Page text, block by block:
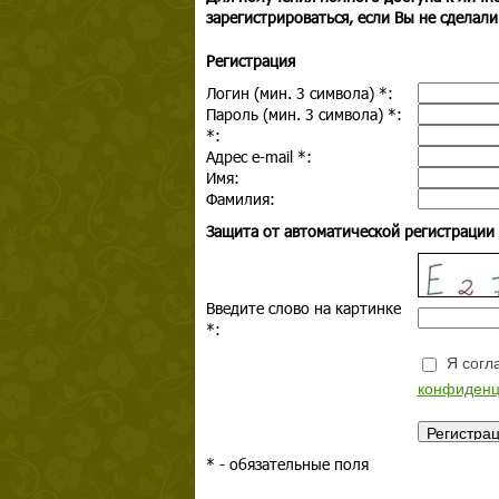
зарегистрироваться, если Вы не
Регистрация
Логин (мин. 3 символа) *:
Пароль (мин. 3 символа) *:
*:
Адрес e-mail *:
Имя:
Фамилия:
Защита от автоматической регистрации
Введите слово на картинке
*:
Я
* - обязательные поля